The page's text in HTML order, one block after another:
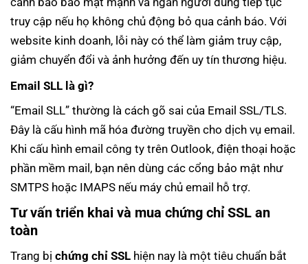
truy cập nếu họ không chủ động bỏ qua cảnh báo. Với
website kinh doanh, lỗi này có thể làm giảm truy cập,
giảm chuyển đổi và ảnh hưởng đến uy tín thương hiệu.
Email SLL là gì?
“Email SLL” thường là cách gõ sai của Email SSL/TLS.
Đây là cấu hình mã hóa đường truyền cho dịch vụ email.
Khi cấu hình email công ty trên Outlook, điện thoại hoặc
phần mềm mail, bạn nên dùng các cổng bảo mật như
SMTPS hoặc IMAPS nếu máy chủ email hỗ trợ.
Tư vấn triển khai và mua chứng chỉ SSL an
toàn
Trang bị chứng chỉ SSL hiện nay là một tiêu chuẩn bắt